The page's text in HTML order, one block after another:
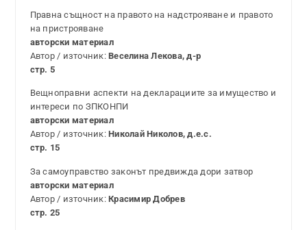
Правна същност на правото на надстрояване и правото
на пристрояване
авторски материал
Автор / източник:Веселина Лекова, д-р
стр. 5
Вещноправни аспекти на декларациите за имущество и
интереси по ЗПКОНПИ
авторски материал
Автор / източник:Николай Николов, д.е.с.
стр. 15
За самоуправство законът предвижда дори затвор
авторски материал
Автор / източник:Красимир Добрев
стр. 25